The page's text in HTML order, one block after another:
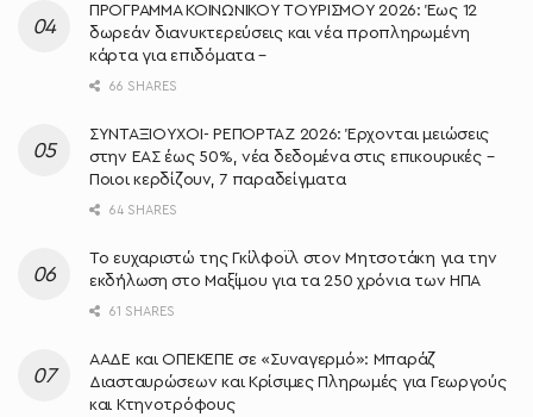
ΠΡΟΓΡΑΜΜΑ ΚΟΙΝΩΝΙΚΟΥ ΤΟΥΡΙΣΜΟΥ 2026: Έως 12
δωρεάν διανυκτερεύσεις και νέα προπληρωμένη
κάρτα για επιδόματα –
66 SHARES
ΣΥΝΤΑΞΙΟΥΧΟΙ- ΡΕΠΟΡΤΑΖ 2026: Έρχονται μειώσεις
στην ΕΑΣ έως 50%, νέα δεδομένα στις επικουρικές –
Ποιοι κερδίζουν, 7 παραδείγματα
64 SHARES
Το ευχαριστώ της Γκίλφοϊλ στον Μητσοτάκη για την
εκδήλωση στο Μαξίμου για τα 250 χρόνια των ΗΠΑ
61 SHARES
ΑΑΔΕ και ΟΠΕΚΕΠΕ σε «Συναγερμό»: Μπαράζ
Διασταυρώσεων και Κρίσιμες Πληρωμές για Γεωργούς
και Κτηνοτρόφους